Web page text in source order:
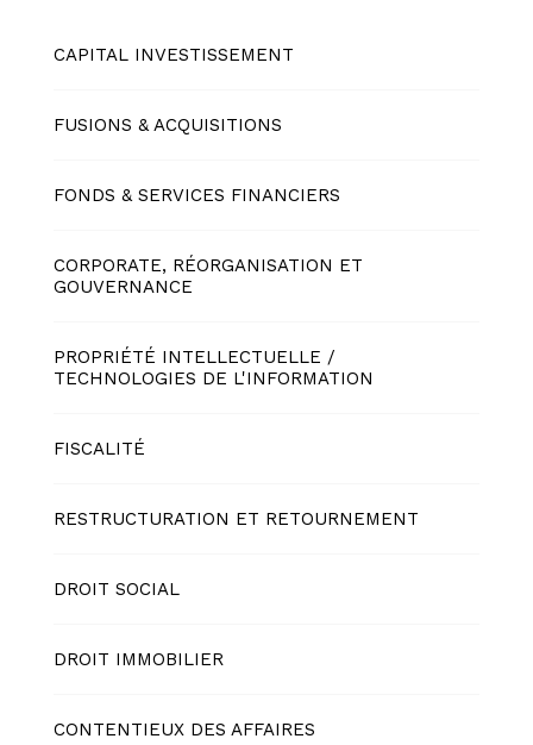
CAPITAL INVESTISSEMENT
FUSIONS & ACQUISITIONS
FONDS & SERVICES FINANCIERS
CORPORATE, RÉORGANISATION ET
GOUVERNANCE
PROPRIÉTÉ INTELLECTUELLE /
TECHNOLOGIES DE L'INFORMATION
FISCALITÉ
RESTRUCTURATION ET RETOURNEMENT
DROIT SOCIAL
DROIT IMMOBILIER
CONTENTIEUX DES AFFAIRES